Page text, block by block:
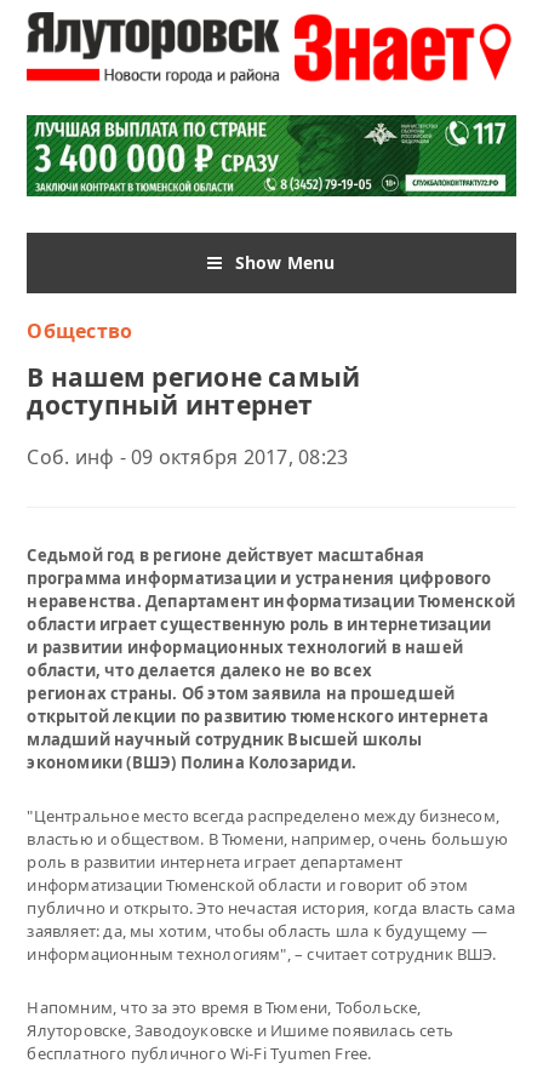
Show Menu
Общество
В нашем регионе самый
доступный интернет
Соб. инф - 09 октября 2017, 08:23
Седьмой год в регионе действует масштабная
программа информатизации и устранения цифрового
неравенства. Департамент информатизации Тюменской
области играет существенную роль в интернетизации
и развитии информационных технологий в нашей
области, что делается далеко не во всех
регионах страны. Об этом заявила на прошедшей
открытой лекции по развитию тюменского интернета
младший научный сотрудник Высшей школы
экономики (ВШЭ) Полина Колозариди.
"Центральное место всегда распределено между бизнесом,
властью и обществом. В Тюмени, например, очень большую
роль в развитии интернета играет департамент
информатизации Тюменской области и говорит об этом
публично и открыто. Это нечастая история, когда власть сама
заявляет: да, мы хотим, чтобы область шла к будущему —
информационным технологиям", – считает сотрудник ВШЭ.
Напомним, что за это время в Тюмени, Тобольске,
Ялуторовске, Заводоуковске и Ишиме появилась сеть
бесплатного публичного Wi-Fi Tyumen Free.